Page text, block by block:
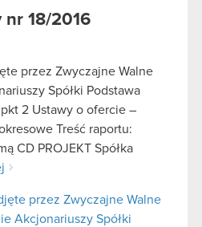
nr 18/2016
przez Zwyczajne Walne
Spółki Podstawa
2 Ustawy o ofercie –
Treść raportu:
CD PROJEKT Spółka
przez Zwyczajne Walne
Akcjonariuszy Spółki